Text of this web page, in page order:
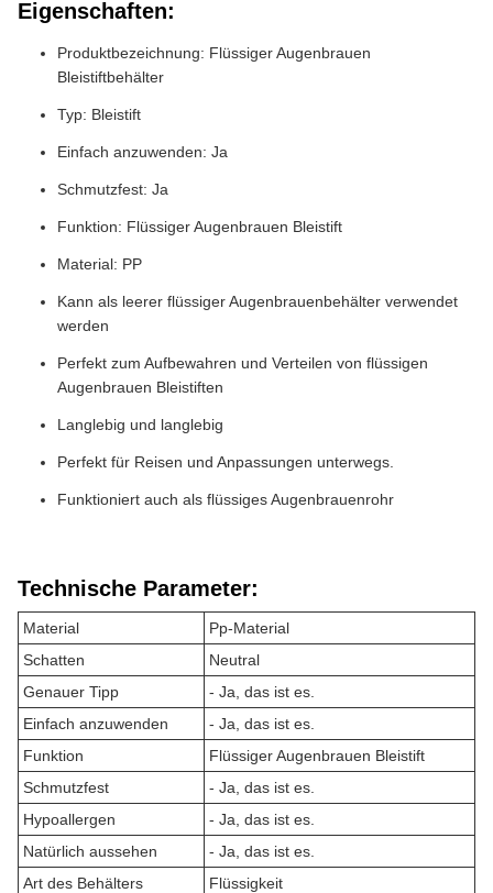
Eigenschaften:
Produktbezeichnung: Flüssiger Augenbrauen
Bleistiftbehälter
Typ: Bleistift
Einfach anzuwenden: Ja
Schmutzfest: Ja
Funktion: Flüssiger Augenbrauen Bleistift
Material: PP
Kann als leerer flüssiger Augenbrauenbehälter verwendet
werden
Perfekt zum Aufbewahren und Verteilen von flüssigen
Augenbrauen Bleistiften
Langlebig und langlebig
Perfekt für Reisen und Anpassungen unterwegs.
Funktioniert auch als flüssiges Augenbrauenrohr
Technische Parameter:
Material
Pp-Material
Schatten
Neutral
Genauer Tipp
- Ja, das ist es.
Einfach anzuwenden
- Ja, das ist es.
Funktion
Flüssiger Augenbrauen Bleistift
Schmutzfest
- Ja, das ist es.
Hypoallergen
- Ja, das ist es.
Natürlich aussehen
- Ja, das ist es.
Art des Behälters
Flüssigkeit